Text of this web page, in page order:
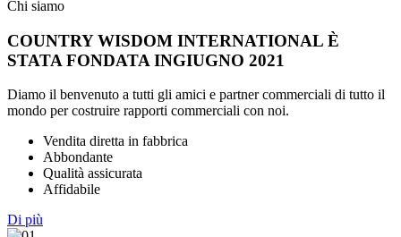
Chi siamo
COUNTRY WISDOM INTERNATIONAL È
STATA FONDATA INGIUGNO 2021
Diamo il benvenuto a tutti gli amici e partner commerciali di tutto il
mondo per costruire rapporti commerciali con noi.
Vendita diretta in fabbrica
Abbondante
Qualità assicurata
Affidabile
Di più